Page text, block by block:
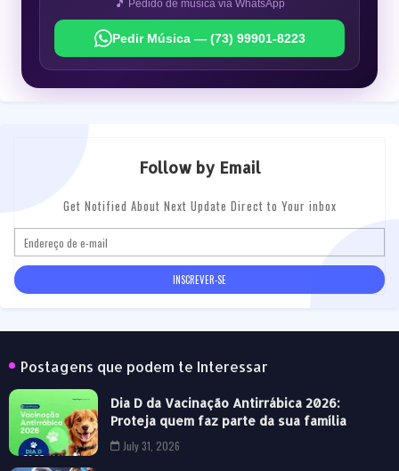
🎵 Pedido de música via WhatsApp
Pedir Música — (73) 99901-8223
Follow by Email
Get Notified About Next Update Direct to Your inbox
Postagens que podem te Interessar
Dia D da Vacinação Antirrábica 2026:
Proteja quem faz parte da sua família
July 31, 2026